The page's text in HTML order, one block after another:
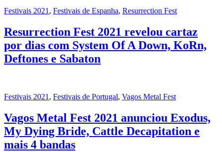
Festivais 2021 , Festivais de Espanha, Resurrection Fest
Resurrection Fest 2021 revelou cartaz
por dias com System Of A Down, KoRn,
Deftones e Sabaton
Festivais 2021 , Festivais de Portugal, Vagos Metal Fest
Vagos Metal Fest 2021 anunciou Exodus,
My Dying Bride, Cattle Decapitation e
mais 4 bandas